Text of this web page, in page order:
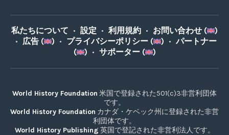
私たちについて • 設定 • 利用規約 • お問い合わせ (
)
• 広告 ( ) • プライバシーポリシー ( ) • パートナー
(
) • サポーター ( )
World History Foundation 米国で登録された501(c)3非営利団体
です。
World History Foundation カナダ・ケベック州に登録された非営
利団体です。
World History Publishing 英国で登記された非営利法人です。